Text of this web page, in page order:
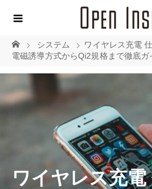
システム
ワイヤレス充電
電磁誘導方式からQi2規格まで徹底ガ
ワイヤレス充